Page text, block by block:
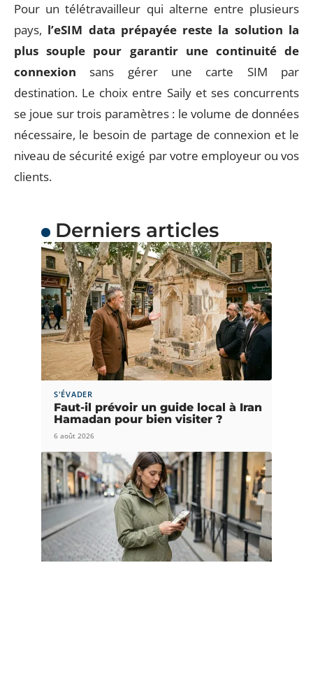
Pour un télétravailleur qui alterne entre plusieurs
pays, l’eSIM data prépayée reste la solution la
plus souple pour garantir une continuité de
connexion sans gérer une carte SIM par
destination. Le choix entre Saily et ses concurrents
se joue sur trois paramètres : le volume de données
nécessaire, le besoin de partage de connexion et le
niveau de sécurité exigé par votre employeur ou vos
clients.
Derniers articles
S'ÉVADER
Faut-il prévoir un guide local à Iran
Hamadan pour bien visiter ?
6 août 2026